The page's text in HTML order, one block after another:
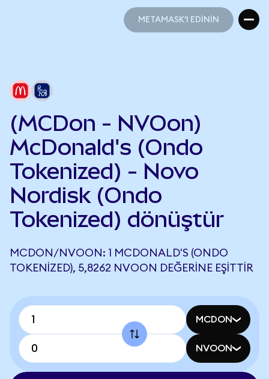
METAMASK'I EDİNİN
(MCDon - NVOon)
McDonald's (Ondo
Tokenized) - Novo
Nordisk (Ondo
Tokenized) dönüştür
MCDON/NVOON: 1 MCDONALD'S (ONDO
TOKENIZED), 5,8262 NVOON DEĞERINE EŞITTIR
MCDON
NVOON